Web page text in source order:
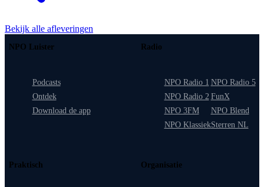
Bekijk alle afleveringen
NPO Luister
Podcasts
Ontdek
Download de app
Radio
NPO Radio 1
NPO Radio 2
NPO 3FM
NPO Klassiek
NPO Radio 5
FunX
NPO Blend
Sterren NL
Praktisch Organisatie